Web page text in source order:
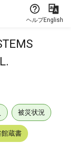
ヘルプEnglish
被災状況
館蔵書